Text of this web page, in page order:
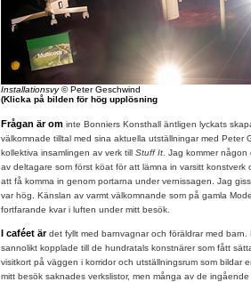
Installationsvy© Peter Geschwind
(Klicka på bilden för hög upplösning
Frågan är om inte Bonniers Konsthall äntligen lyckats
välkomnade tilltal med sina aktuella utställningar med Peter
kollektiva insamlingen av verk till Stuff It . Jag kommer
av deltagare som först köat för att lämna in varsitt konstverk
att få komma in genom portarna under vernissagen. Jag
var hög. Känslan av varmt välkomnande som på gamla
fortfarande kvar i luften under mitt besök.
I caféet ärdet fyllt med barnvagnar och föräldrar med
sannolikt kopplade till de hundratals konstnärer som fått
visitkort på väggen i korridor och utställningsrum som bildar
mitt besök saknades verkslistor, men många av de